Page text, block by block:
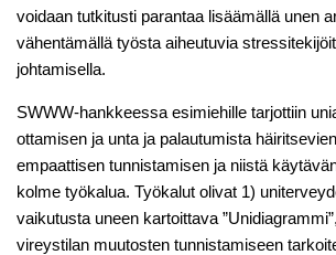
voidaan tutkitusti parantaa lisäämällä unen
vähentämällä työsta aiheutuvia
johtamisella.
SWWW-hankkeessa esimiehille tarjottiin
ottamisen ja unta ja palautumista
empaattisen tunnistamisen ja niistä
kolme työkalua. Työkalut olivat 1)
vaikutusta uneen kartoittava
vireystilan muutosten tunnistamiseen